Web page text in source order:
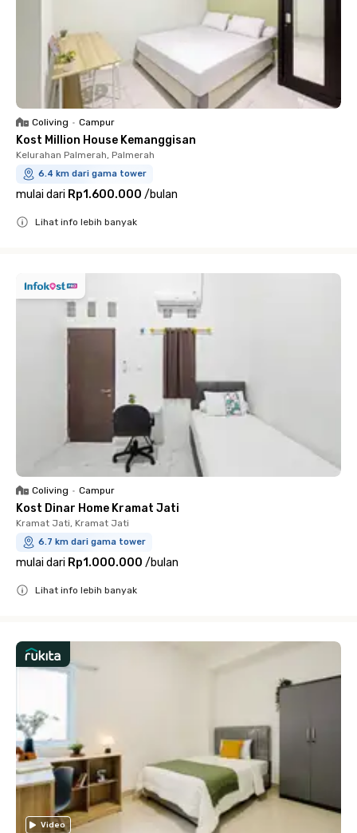
Coliving • Campur
Kost Million House Kemanggisan
Kelurahan Palmerah, Palmerah
6.4 km dari gama tower
mulai dari Rp1.600.000 /bulan
Lihat info lebih banyak
Coliving • Campur
Kost Dinar Home Kramat Jati
Kramat Jati, Kramat Jati
6.7 km dari gama tower
mulai dari Rp1.000.000 /bulan
Lihat info lebih banyak
Video